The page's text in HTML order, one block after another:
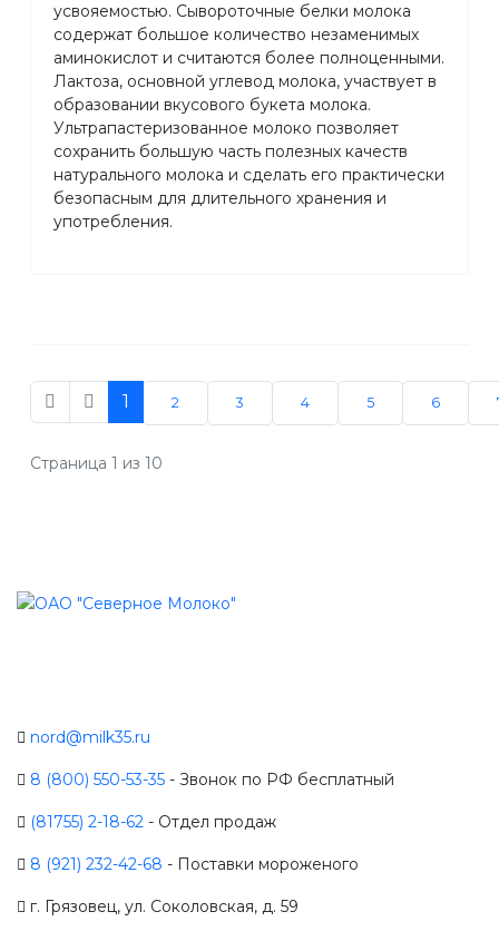
усвояемостью. Сывороточные белки молока
содержат большое количество незаменимых
аминокислот и считаются более полноценными.
Лактоза, основной углевод молока, участвует в
образовании вкусового букета молока.
Ультрапастеризованное молоко позволяет
сохранить большую часть полезных качеств
натурального молока и сделать его практически
безопасным для длительного хранения и
употребления.
1 2 3 4 5 6
Страница 1 из 10
nord@milk35.ru
8 (800) 550-53-35 - Звонок по РФ бесплатный
(81755) 2-18-62 - Отдел продаж
8 (921) 232-42-68 - Поставки мороженого
г. Грязовец, ул. Соколовская, д. 59